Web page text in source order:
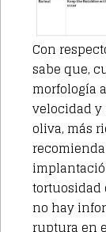
Con
sabe que,
morfología
velocidad y
oliva, más
tortuosidad
no hay
ruptura en